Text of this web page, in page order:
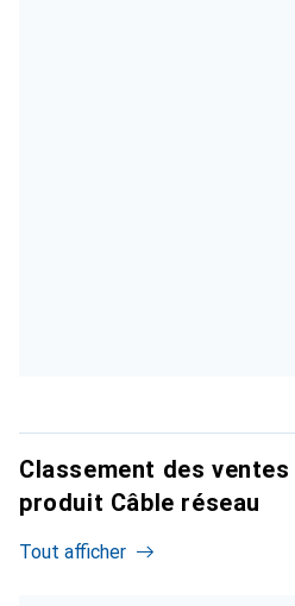
Classement des
produit Câble réseau
Tout afficher